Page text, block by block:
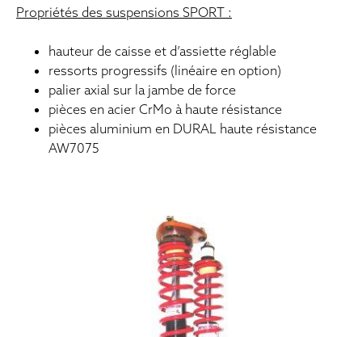
Propriétés des suspensions SPORT :
hauteur de caisse et d’assiette réglable
ressorts progressifs (linéaire en option)
palier axial sur la jambe de force
pièces en acier CrMo à haute résistance
pièces aluminium en DURAL haute résistance
AW7075